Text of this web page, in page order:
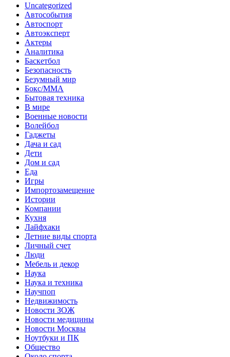
Uncategorized
Автособытия
Автоспорт
Автоэксперт
Актеры
Аналитика
Баскетбол
Безопасность
Безумный мир
Бокс/MMA
Бытовая техника
В мире
Военные новости
Волейбол
Гаджеты
Дача и сад
Дети
Дом и сад
Еда
Игры
Импортозамещение
Истории
Компании
Кухня
Лайфхаки
Летние виды спорта
Личный счет
Люди
Мебель и декор
Наука
Наука и техника
Научпоп
Недвижимость
Новости ЗОЖ
Новости медицины
Новости Москвы
Ноутбуки и ПК
Общество